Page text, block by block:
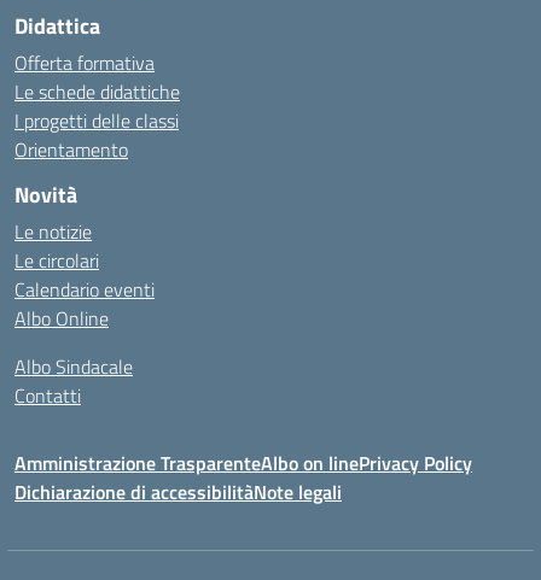
Didattica
Offerta formativa
Le schede didattiche
I progetti delle classi
Orientamento
Novità
Le notizie
Le circolari
Calendario eventi
Albo Online
Albo Sindacale
Contatti
Amministrazione TrasparenteAlbo on linePrivacy Policy
Dichiarazione di accessibilitàNote legali